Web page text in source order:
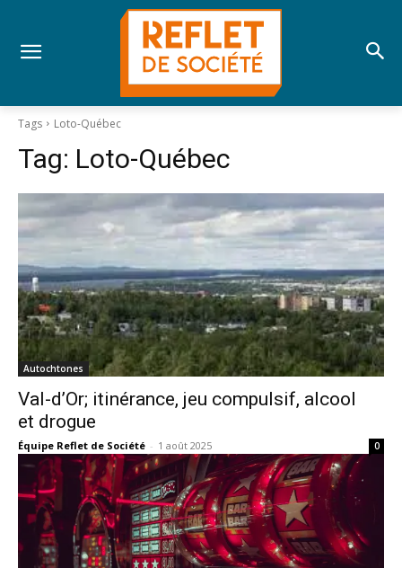
Tags Loto-Québec
Tag: Loto-Québec
Autochtones
Val-d’Or; itinérance, jeu compulsif, alcool
et drogue
Équipe Reflet de Société - 1 août 2025 0